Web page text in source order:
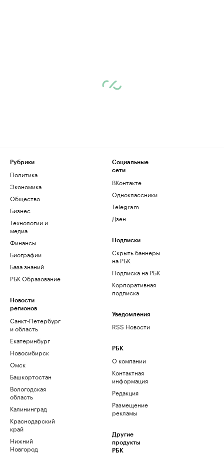
Рубрики
Политика
Экономика
Общество
Бизнес
Технологии и
медиа
Финансы
Биографии
База знаний
РБК Образование
Новости
регионов
Санкт-Петербург
и область
Екатеринбург
Новосибирск
Омск
Башкортостан
Вологодская
область
Калининград
Краснодарский
край
Нижний
Новгород
Социальные
сети
ВКонтакте
Одноклассники
Telegram
Дзен
Подписки
Скрыть баннеры
на РБК
Подписка на РБК
Корпоративная
подписка
Уведомления
RSS Новости
РБК
О компании
Контактная
информация
Редакция
Размещение
рекламы
Другие
продукты
РБК